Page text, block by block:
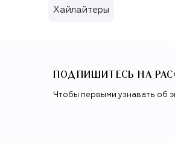
Хайлайтеры
ПОДПИШИТЕСЬ НА
Чтобы первыми узнавать об